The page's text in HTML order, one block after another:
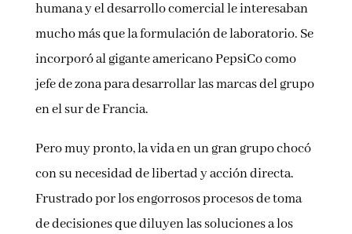
humana y el desarrollo comercial le interesaban
mucho más que la formulación de laboratorio. Se
incorporó al gigante americano PepsiCo como
jefe de zona para desarrollar las marcas del grupo
en el sur de Francia.
Pero muy pronto, la vida en un gran grupo chocó
con su necesidad de libertad y acción directa.
Frustrado por los engorrosos procesos de toma
de decisiones que diluyen las soluciones a los